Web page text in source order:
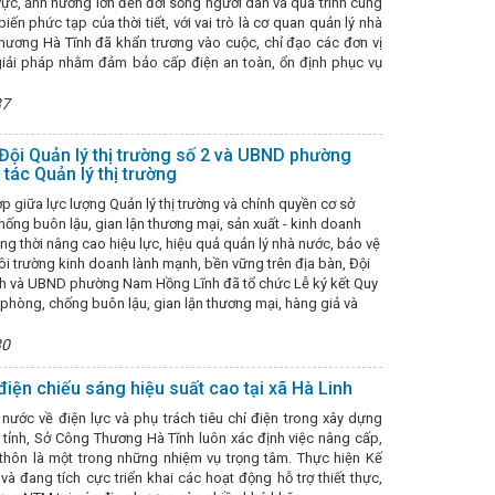
Quốc hội
Tổng Lãnh sự nước CHDCND Lào thăm và chúc Tết
đón Tết vui tươi, an toàn, lành mạnh, tiết kiệm.
Công ty Điện lực Hà Tĩnh: Tổng lực bứt phá, phấn đấu hoàn
Thủ tướng yêu cầu tập trung thực hiện sắp xếp tổ chức bộ máy, đơn vị
năm 2022 và Hội nghị người lao động 2023
tác xã Hà Tĩnh sản xuất, tiêu dùng bền vững
Thứ trưởng Phan Thị
rừng
Chuẩn bị hàng hóa đáp ứng nhu cầu tăng cao của Nhân
lập thành phố Kỳ Anh và xây dựng nhà máy ô tô điện
Vũng Áng II
Tình hình sản xuất công nghiệp tháng 02 và 02
Hòa chung không khí “Ngày hội tòng quân” của cả nước, sáng nay
Quốc hội khóa XVI tại Hải Phòng
HỘI NGHỊ GIỮA LÃNH ĐẠO
giới thiệu, quảng bá, kết nối xúc tiến thương mại tại Hội chợ Thương
lực trình Quốc hội thông qua Luật sửa đổi, bổ sung một số điều của
dầu, khí trên địa bàn tỉnh Hà Tĩnh trong bối cảnh xung đột tại Trung
động xúc tiến thương mại kết nối tiêu thụ sản phẩm nông nghiệp,
làm việc về phát triển pin lưu trữ năng lượng tại Công ty cổ phần
tác đối ngoại góp phần phát triển kinh tế - xã hội trong thời kỳ mới
Công Thương Hà Tĩnh tổ chức Hội nghị Kiểm điểm tập thể năm 2024
Phó Bí thư Thường trực Tỉnh ủy Trần Thế Dũng dự Đại hội Đảng
Tĩnh tổ chức Hội nghị tổng kết hoạt động công đoàn năm 2024, triển
Nam 13 tháng 10 năm 2023
Tắt đèn hưởng ứng Giờ Trái đất
cao tốc Bắc - Nam qua Hà Tĩnh
Danh sách các khu vực có
phức tạp của thời tiết, với vai trò là cơ quan quản lý nhà
Hà Tĩnh đã khẩn trương vào cuộc, chỉ đạo các đơn vị
pháp nhằm đảm bảo cấp điện an toàn, ổn định phục vụ
Quản lý thị trường số 2 và UBND phường
Quản lý thị trường
giữa lực lượng Quản lý thị trường và chính quyền cơ sở
buôn lậu, gian lận thương mại, sản xuất - kinh doanh
thời nâng cao hiệu lực, hiệu quả quản lý nhà nước, bảo vệ
trường kinh doanh lành mạnh, bền vững trên địa bàn, Đội
và UBND phường Nam Hồng Lĩnh đã tổ chức Lễ ký kết Quy
chống buôn lậu, gian lận thương mại, hàng giả và
chiếu sáng hiệu suất cao tại xã Hà Linh
về điện lực và phụ trách tiêu chí điện trong xây dựng
Sở Công Thương Hà Tĩnh luôn xác định việc nâng cấp,
là một trong những nhiệm vụ trọng tâm. Thực hiện Kế
đang tích cực triển khai các hoạt động hỗ trợ thiết thực,